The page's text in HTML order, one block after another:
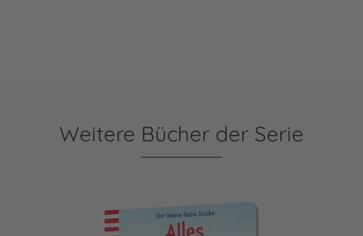
Weitere Bücher der Serie